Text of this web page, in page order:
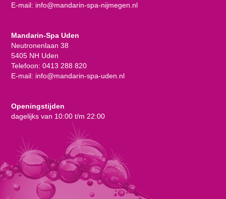
E-mail: info@mandarin-spa-nijmegen.nl
Mandarin-Spa Uden
Neutronenlaan 38
5405 NH Uden
Telefoon: 0413 288 820
E-mail: info@mandarin-spa-uden.nl
Openingstijden
dagelijks van 10:00 t/m 22:00